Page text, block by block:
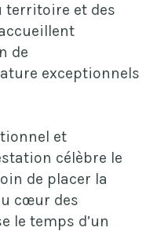
territoire et des
de
exceptionnels
et
célèbre le
de placer la
cœur des
le temps d’un